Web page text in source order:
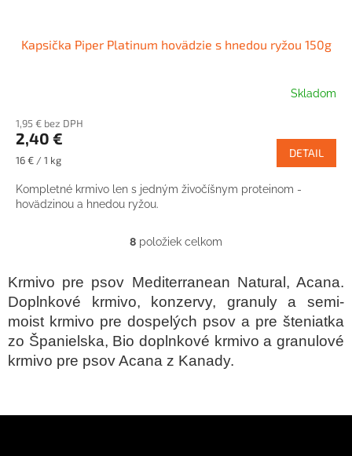
Kapsička Piper Platinum hovädzie s hnedou ryžou 150g
Skladom
1,95 € bez DPH
2,40 €
Jednotková
16 € / 1 kg
DETAIL
Kompletné krmivo len s jedným živočíšnym proteinom -
hovädzinou a hnedou ryžou.
O
l
á
d
a
c
e
v
8 položiek celkom
Krmivo pre psov Mediterranean Natural, Acana.
Doplnkové krmivo, konzervy, granuly
a semi-
moist krmivo pre dospelých psov a pre šteniatka
zo Španielska, Bio doplnkové krmivo agranulové
krmivo pre psovAcana z Kanady.